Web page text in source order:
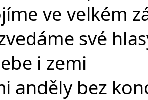
ve velkém
své
i zemi
anděly bez